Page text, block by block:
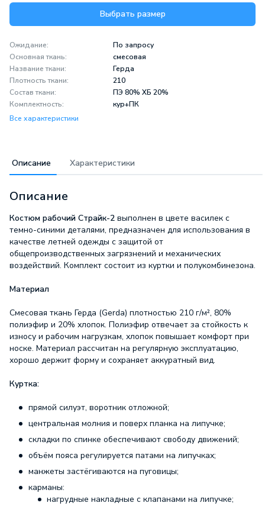
Выбрать размер
Ожидание:
По запросу
Основная ткань:
смесовая
Название ткани:
Герда
Плотность ткани:
210
Состав ткани:
ПЭ 80% ХБ 20%
Комплектность:
кур+ПК
Все характеристики
Описание Характеристики
Описание
Костюм рабочий Страйк-2 выполнен в цвете василек с
темно-синими деталями, предназначен для использования в
качестве летней одежды с защитой от
общепроизводственных загрязнений и механических
воздействий. Комплект состоит из куртки и полукомбинезона.
Материал
Смесовая ткань Герда (Gerda) плотностью 210 г/м², 80%
полиэфир и 20% хлопок. Полиэфир отвечает за стойкость к
износу и рабочим нагрузкам, хлопок повышает комфорт при
носке. Материал рассчитан на регулярную эксплуатацию,
хорошо держит форму и сохраняет аккуратный вид.
Куртка:
прямой силуэт, воротник отложной;
центральная молния и поверх планка на липучке;
складки по спинке обеспечивают свободу движений;
объём пояса регулируется патами на липучках;
манжеты застёгиваются на пуговицы;
карманы:
нагрудные накладные с клапанами на липучке;